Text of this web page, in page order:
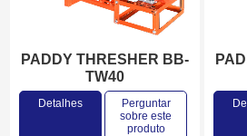
PADDY THRESHER BB-
TW40
Detalhes
Perguntar
sobre este
produto